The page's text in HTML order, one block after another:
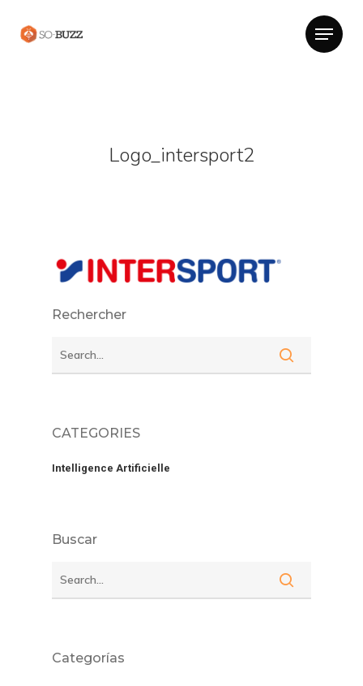
Logo_intersport2
Rechercher
CATEGORIES
Intelligence Artificielle
Buscar
Categorías